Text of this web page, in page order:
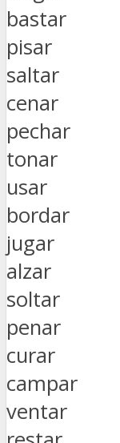
bastar
pisar
saltar
cenar
pechar
tonar
usar
bordar
jugar
alzar
soltar
penar
curar
campar
ventar